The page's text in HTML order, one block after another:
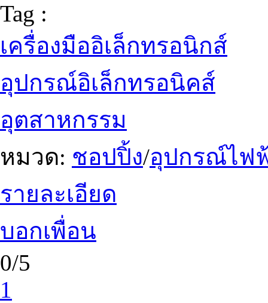
Tag :
เครื่องมืออิเล็กทรอนิกส์
อุปกรณ์อิเล็กทรอนิคส์
อุตสาหกรรม
หมวด: ชอปปิ้ง/อุปกรณ์ไฟ
รายละเอียด
บอกเพื่อน
0/5
1